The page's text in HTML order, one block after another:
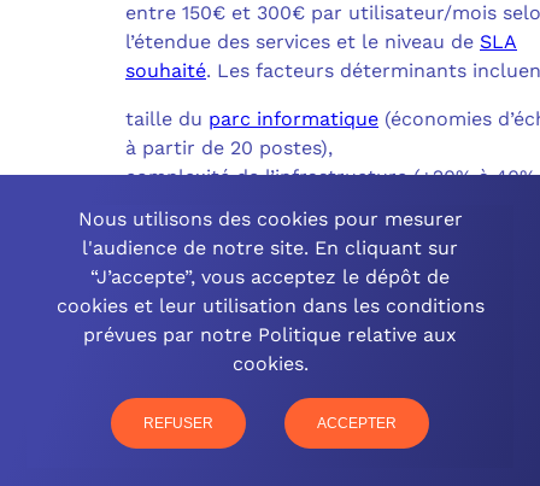
entre 150€ et 300€ par utilisateur/mois
l’étendue des services et le niveau de SLA
souhaité. Les facteurs déterminants
taille du parc informatique (économies
à partir de 20 postes),
complexité de l’infrastructure (+20% à 40%
pour environnements hétérogènes),
niveau d’accompagnement (conseil
criticité métier (secteurs réglementés +15%
étendue géographique (multi-sites).
Les forfaits globaux oscillent entre 2 000€
000€/mois pour une PME de 50 à 200
Nous utilisons des cookies pour mesurer
l'audience de notre site. En cliquant sur
“J’accepte”, vous acceptez le dépôt de
cookies et leur utilisation dans les conditions
prévues par notre Politique relative aux
cookies.
REFUSER ACCEPTER